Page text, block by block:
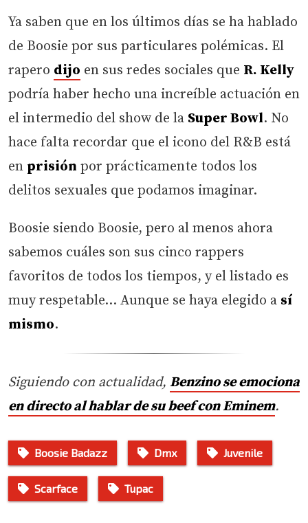
Ya saben que en los últimos días se ha hablado
de Boosie por sus particulares polémicas. El
rapero dijo en sus redes sociales que R. Kelly
podría haber hecho una increíble actuación en
el intermedio del show de la Super Bowl. No
hace falta recordar que el icono del R&B está
en prisión por prácticamente todos los
delitos sexuales que podamos imaginar.
Boosie siendo Boosie, pero al menos ahora
sabemos cuáles son sus cinco rappers
favoritos de todos los tiempos, y el listado es
muy respetable… Aunque se haya elegido a sí
mismo.
Siguiendo con actualidad, Benzino se emociona
en directo al hablar de su beef con Eminem.
Boosie Badazz Dmx Juvenile
Scarface Tupac